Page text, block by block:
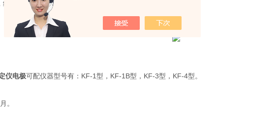
纯铂金丝。
仪电极可配仪器型号有：KF-1型，KF-1B型，KF-3型，KF-4型。
。